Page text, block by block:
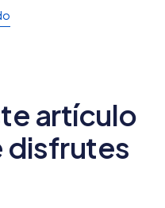
creativa, ama descubrir
gastronómicas y ver
artículo
disfrutes